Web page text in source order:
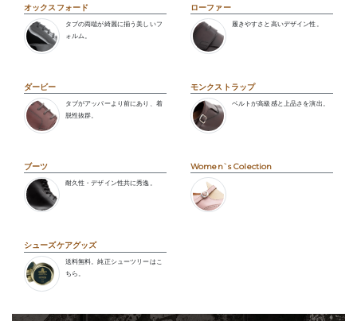
オックスフォード
タブの両端が綺麗に揃う美しいフ
ォルム。
ローファー
履きやすさと高いデザイン性。
ダービー
タブがアッパーより前にあり、着
脱性抜群。
モンクストラップ
ベルトが高級感と上品さを演出。
ブーツ
耐久性・デザイン性共に秀逸。
Women`s Colection
シューズケアグッズ
送料無料。純正シューツリーはこ
ちら。